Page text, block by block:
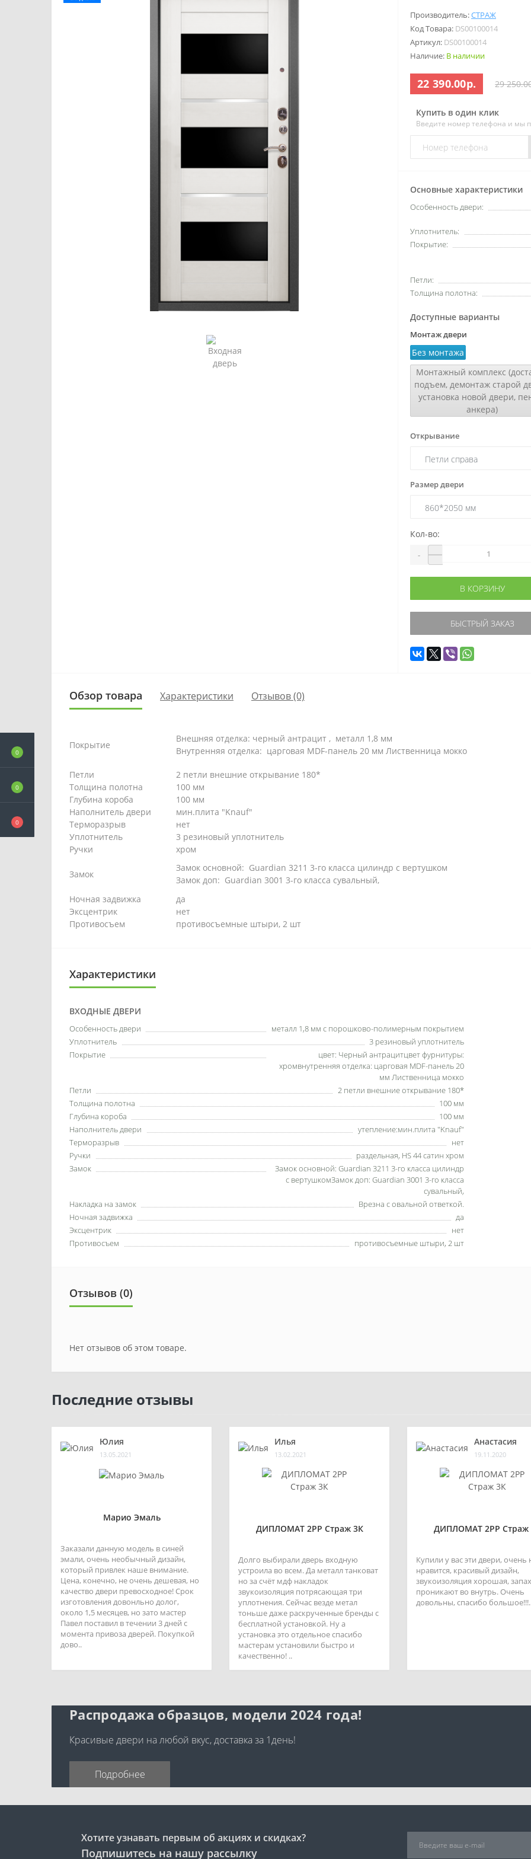
0
0
0
Производитель:СТРАЖ
Код Товара: DS00100014
Артикул: DS00100014
Наличие: В наличии
22 390.00р. 29
Купить в один клик
Введите номер телефона и мы
Основные характеристики
Особенность двери:
Уплотнитель:
Покрытие:
Петли:
Толщина полотна:
Доступные варианты
Монтаж двери
Без монтажа
Монтажный комплекс
подъем, демонтаж старой
установка новой двери,
анкера)
Открывание
Размер двери
Кол-во:
-
В КОРЗИНУ
БЫСТРЫЙ ЗАКАЗ
Обзор товара Характеристики Отзывов (0)
Покрытие
Внешняя отделка: черный антрацит , металл 1,8 мм
Внутренняя отделка: царговая MDF-панель 20 мм Лиственница мокко
Петли
2 петли внешние открывание 180*
Толщина полотна
100 мм
Глубина короба
100 мм
Наполнитель двери
мин.плита "Knauf"
Терморазрыв
нет
Уплотнитель
3 резиновый уплотнитель
Ручки
хром
Замок
Замок основной: Guardian 3211 3-го класса цилиндр с вертушком
Замок доп: Guardian 3001 3-го класса сувальный,
Ночная задвижка
да
Эксцентрик
нет
Противосъем
противосъемные штыри, 2 шт
Характеристики
ВХОДНЫЕ ДВЕРИ
Особенность двери
металл 1,8 мм с порошково-полимерным покрытием
Уплотнитель
3 резиновый уплотнитель
Покрытие
цвет: Черный антрацитцвет фурнитуры:
хромвнутренняя отделка: царговая MDF-панель 20
мм Лиственница мокко
Петли
2 петли внешние открывание 180*
Толщина полотна
100 мм
Глубина короба
100 мм
Наполнитель двери
утепление:мин.плита "Knauf"
Терморазрыв
нет
Ручки
раздельная, HS 44 сатин хром
Замок
Замок основной: Guardian 3211 3-го класса цилиндр
с вертушкомЗамок доп: Guardian 3001 3-го класса
сувальный,
Накладка на замок
Врезна с овальной ответкой.
Ночная задвижка
да
Эксцентрик
нет
Противосъем
противосъемные штыри, 2 шт
Отзывов (0)
Нет отзывов об этом товаре.
Последние отзывы
Юлия
13.05.2021
Марио Эмаль
Заказали данную модель в синей
эмали, очень необычный дизайн,
который привлек наше внимание.
Цена, конечно, не очень дешевая, но
качество двери превосходное! Срок
изготовления довонльно долог,
около 1,5 месяцев, но зато мастер
Павел поставил в течении 3 дней с
момента привоза дверей. Покупкой
дово..
Илья
13.02.2021
ДИПЛОМАТ 2РР Страж 3К
Долго выбирали дверь входную
устроила во всем. Да металл танковат
но за счёт мдф накладок
звукоизоляция потрясающая три
уплотнения. Сейчас везде метал
тоньше даже раскрученные бренды с
бесплатной установкой. Ну а
установка это отдельное спасибо
мастерам установили быстро и
качественно! ..
Анастасия
19.11.2020
ДИПЛОМАТ 2РР Страж
Купили у вас эти двери, очень
нравится, красивый дизайн,
звукоизоляция хорошая,
проникают во внутрь. Очень
довольны, спасибо
Распродажа образцов, модели 2024 года!
Красивые двери на любой вкус, доставка за 1день!
Подробнее
Хотите узнавать первым об акциях и скидках?
Подпишитесь на нашу рассылку